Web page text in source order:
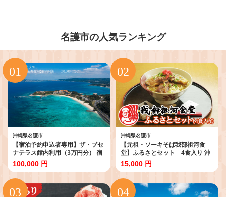
名護市の人気ランキング
沖縄県名護市
【宿泊予約申込者専用】ザ・ブセ
ナテラス館内利用（3万円分） 宿
泊券 ホテル 宿 旅行 1泊2日 人気
おすすめ レストラン スパ 新婚旅
行 バカンス 海 カップル 家族 ファ
ミリー 友人 名護市 サプライズ 新
婚 誕生日
100,000 円
沖縄県名護市
【元祖・ソーキそば我部祖河食
堂】ふるさとセット 4食入り 沖
縄 おきなわ 食堂 そば そーき ソー
キ 三枚肉 肉 沖縄そば おきなわそ
ば おすすめ 限定 人気 プレゼント
贈答 ギフト 家族 ファミリー 汁 ス
ープ
15,000 円